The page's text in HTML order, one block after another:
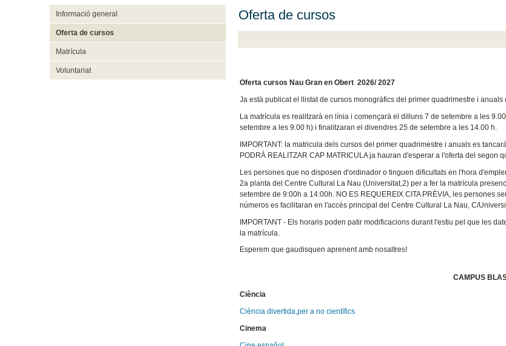
Informació general
Oferta de cursos
Matrícula
Voluntariat
Oferta de cursos
Oferta cursos Nau Gran en Obert 2026/ 2027
Ja està publicat el llistat de cursos monogràfics del primer quadrimestre i
La matrícula es realitzarà en línia i començarà el dilluns 7 de setembre a les
setembre a les 9.00 h) i finalitzaran el divendres 25 de setembre a les 14.00 h.
IMPORTANT: la matricula dels cursos del primer quadrimestre i anuals es
PODRÀ REALITZAR CAP MATRICULA ja hauran d'esperar a l'oferta del segon
Les persones que no disposen d'ordinador o tinguen dificultats en l'hora
2a planta del Centre Cultural La Nau (Universitat,2) per a fer la matrícula
setembre de 9:00h a 14:00h. NO ES REQUEREIX CITA PRÈVIA, les persones
números es facilitaran en l'accés principal del Centre Cultural La Nau, C/
IMPORTANT - Els horaris poden patir modificacions durant l'estiu pel que les
la matrícula.
Esperem que gaudisquen aprenent amb nosaltres!
CAMPUS
Ciència
Ciència divertida,per a no científics
Cinema